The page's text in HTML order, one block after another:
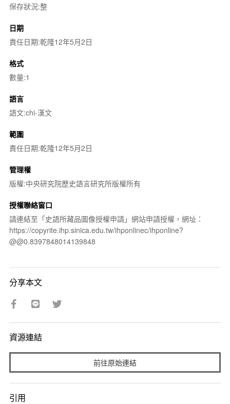
保存狀況:整
日期
責任日期:乾隆12年5月2日
格式
數量:1
語言
語文:chi-漢文
範圍
責任日期:乾隆12年5月2日
管理權
版權:中央研究院歷史語言研究所版權所有
授權聯絡窗口
請連結至「史語所藏品圖像授權申請」網站申請授權，網址：
https://copyrite.ihp.sinica.edu.tw/ihponlinec/ihponline?
@@0.8397848014139848
分享本文
資源連結
前往原始連結
引用